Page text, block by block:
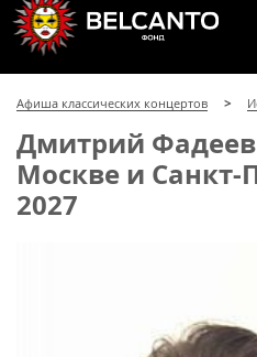
8 (499) 923-22-78
Афиша классических концертов
Дмитрий
Москве и Санкт-
2027